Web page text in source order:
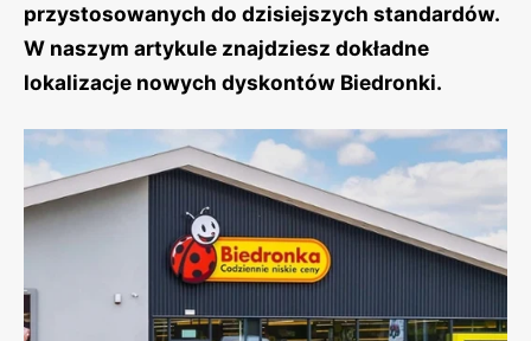
przystosowanych do dzisiejszych standardów.
W naszym artykule znajdziesz dokładne
lokalizacje nowych dyskontów Biedronki.